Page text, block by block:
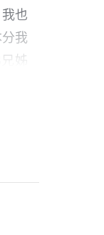
也
我
姊
什
解
，